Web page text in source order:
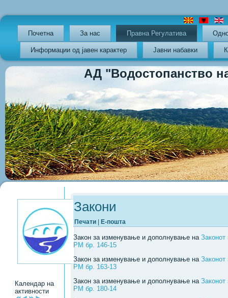
Почетна За нас Правна Регулатива
Информации од јавен карактер Јавни набавки
АД "Водостопанство на
Календар на
активности
Закони
Печати Е-пошта
Закон за изменување и дополнување на
РМ бр. 146-15
Закон за изменување и дополнување на
РМ бр. 163-13
Закон за изменување и дополнување на
РМ бр. 180-14